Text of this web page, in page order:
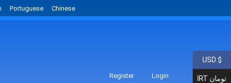
Portuguese Chinese
Register Login
USD $
IRT تومان